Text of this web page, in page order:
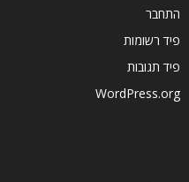
התחבר
פיד רשומות
פיד תגובות
WordPress.org